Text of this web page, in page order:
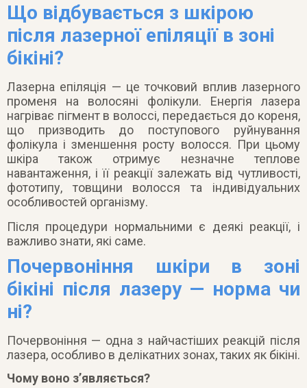
Що відбувається з шкірою
після лазерної епіляції в зоні
бікіні?
Лазерна епіляція — це точковий вплив лазерного
променя на волосяні фолікули. Енергія лазера
нагріває пігмент в волоссі, передається до кореня,
що призводить до поступового руйнування
фолікула і зменшення росту волосся. При цьому
шкіра також отримує незначне теплове
навантаження, і її реакції залежать від чутливості,
фототипу, товщини волосся та індивідуальних
особливостей організму.
Після процедури нормальними є деякі реакції, і
важливо знати, які саме.
Почервоніння шкіри в зоні
бікіні після лазеру — норма чи
ні?
Почервоніння — одна з найчастіших реакцій після
лазера, особливо в делікатних зонах, таких як бікіні.
Чому воно з’являється?